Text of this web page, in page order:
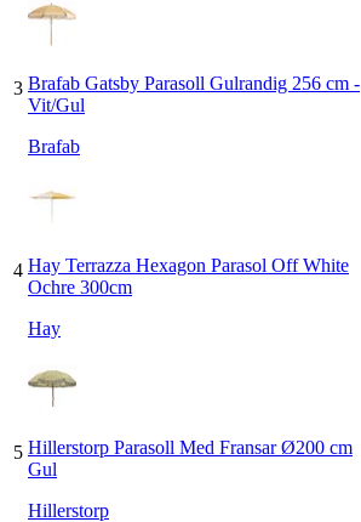
3 Brafab Gatsby Parasoll Gulrandig 256 cm -
Vit/Gul
Brafab
4 Hay Terrazza Hexagon Parasol Off White
Ochre 300cm
Hay
5 Hillerstorp Parasoll Med Fransar Ø200 cm
Gul
Hillerstorp